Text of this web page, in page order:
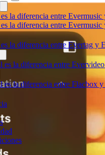
la diferencia entre
la diferencia entre
la diferencia entre Evertag y
es la diferencia entre
es la diferencia entre Flacbox